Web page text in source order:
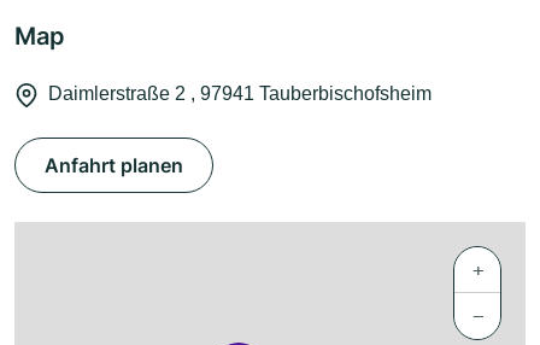
Map
Daimlerstraße 2 , 97941 Tauberbischofsheim
Anfahrt planen
+
−